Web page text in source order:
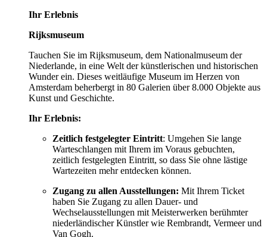
Ihr Erlebnis
Rijksmuseum
Tauchen Sie im Rijksmuseum, dem Nationalmuseum der
Niederlande, in eine Welt der künstlerischen und historischen
Wunder ein. Dieses weitläufige Museum im Herzen von
Amsterdam beherbergt in 80 Galerien über 8.000 Objekte aus
Kunst und Geschichte.
Ihr Erlebnis:
Zeitlich festgelegter Eintritt: Umgehen Sie lange
Warteschlangen mit Ihrem im Voraus gebuchten,
zeitlich festgelegten Eintritt, so dass Sie ohne lästige
Wartezeiten mehr entdecken können.
Zugang zu allen Ausstellungen: Mit Ihrem Ticket
haben Sie Zugang zu allen Dauer- und
Wechselausstellungen mit Meisterwerken berühmter
niederländischer Künstler wie Rembrandt, Vermeer und
Van Gogh.